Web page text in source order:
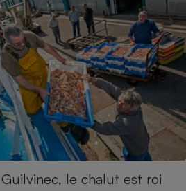
le chalut est roi